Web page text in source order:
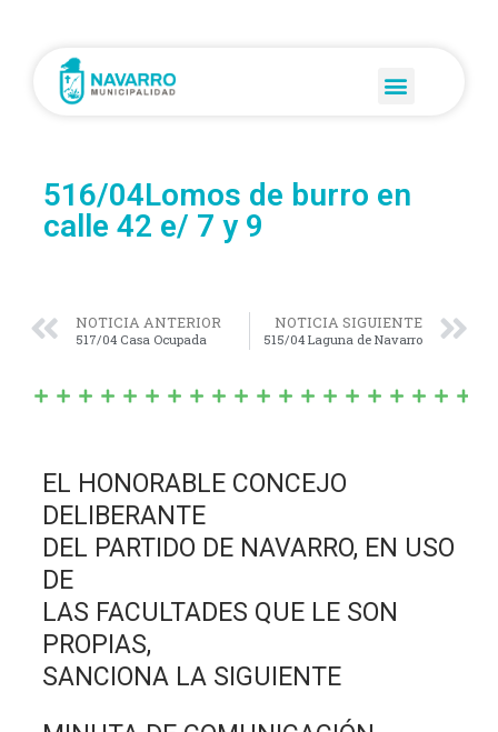
516/04Lomos de burro en
calle 42 e/ 7 y 9
NOTICIA ANTERIOR
517/04 Casa Ocupada
NOTICIA SIGUIENTE
515/04 Laguna de Navarro
EL HONORABLE CONCEJO
DELIBERANTE
DEL PARTIDO DE NAVARRO, EN USO
DE
LAS FACULTADES QUE LE SON
PROPIAS,
SANCIONA LA SIGUIENTE